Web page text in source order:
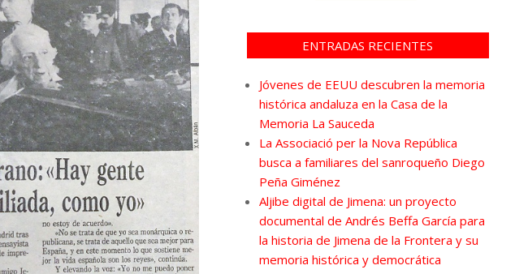
ENTRADAS RECIENTES
Jóvenes de EEUU descubren la memoria
histórica andaluza en la Casa de la
Memoria La Sauceda
La Associació per la Nova República
busca a familiares del sanroqueño Diego
Peña Giménez
Aljibe digital de Jimena: un proyecto
documental de Andrés Beffa García para
la historia de Jimena de la Frontera y su
memoria histórica y democrática